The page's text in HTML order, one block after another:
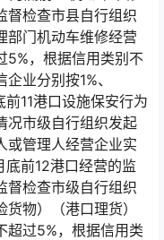
督检查市县自行组织
部门机动车维修经营
5%，根据信用类别不
业分别按1%、
11港口设施保安行为
况市级自行组织发起
或管理人经营企业实
底前12港口经营的监
督检查市级自行组织
物）（港口理货）
超过5%，根据信用类